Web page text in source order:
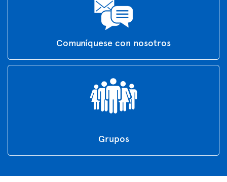
Comuníquese con nosotros
Grupos